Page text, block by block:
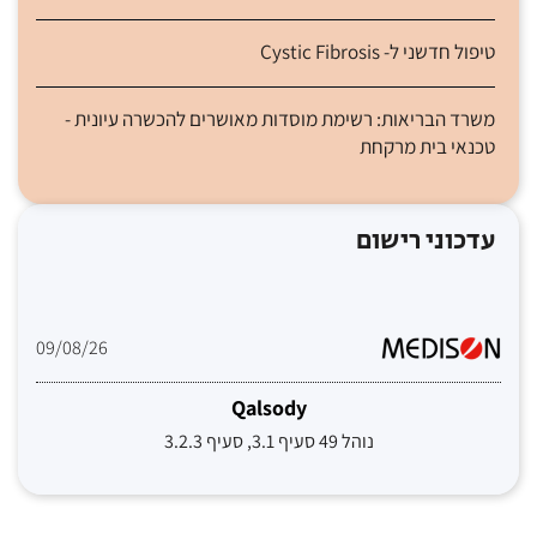
טיפול חדשני ל- Cystic Fibrosis
משרד הבריאות: רשימת מוסדות מאושרים להכשרה עיונית -
טכנאי בית מרקחת
עדכוני רישום
09/08/26
Qalsody
נוהל 49 סעיף 3.1, סעיף 3.2.3